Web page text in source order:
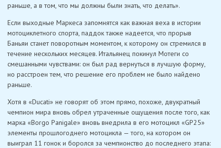
раньше, а в том, что мы должны были знать, что делать».
Если выходные Маркеса запомнятся как важная веха в истории
мотоциклетного спорта, паддок также надеется, что прорыв
Баньяи станет поворотным моментом, к которому он стремился в
течение нескольких месяцев. Итальянец покинул Мотеги со
смешанными чувствами: он был рад вернуться в лучшую форму,
но расстроен тем, что решение его проблем не было найдено
раньше.
Хотя в «Ducati» не говорят об этом прямо, похоже, двукратный
чемпион мира вновь обрел утраченные ощущения после того, как
марка «Borgo Panigale» вновь внедрила в его мотоцикл «GP25»
элементы прошлогоднего мотоцикла — того, на котором он
выиграл 11 гонок и боролся за чемпионство до последнего этапа: